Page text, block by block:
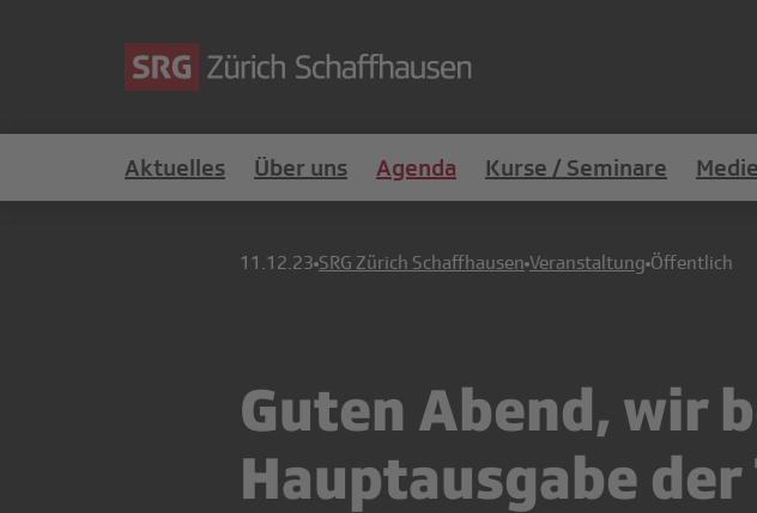
Aktuelles Über uns Agenda Kurse / Seminare
11.12.23 SRG Zürich Schaffhausen Veranstaltung Öffentlich
Guten Abend, wir
Hauptausgabe der